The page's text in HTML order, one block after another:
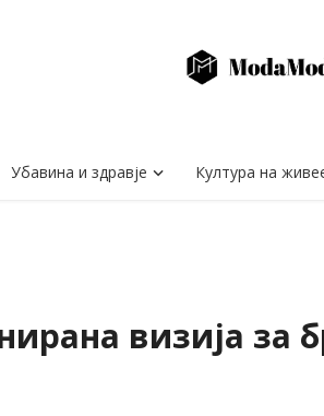
Убавина и здравје Култура на
визија за